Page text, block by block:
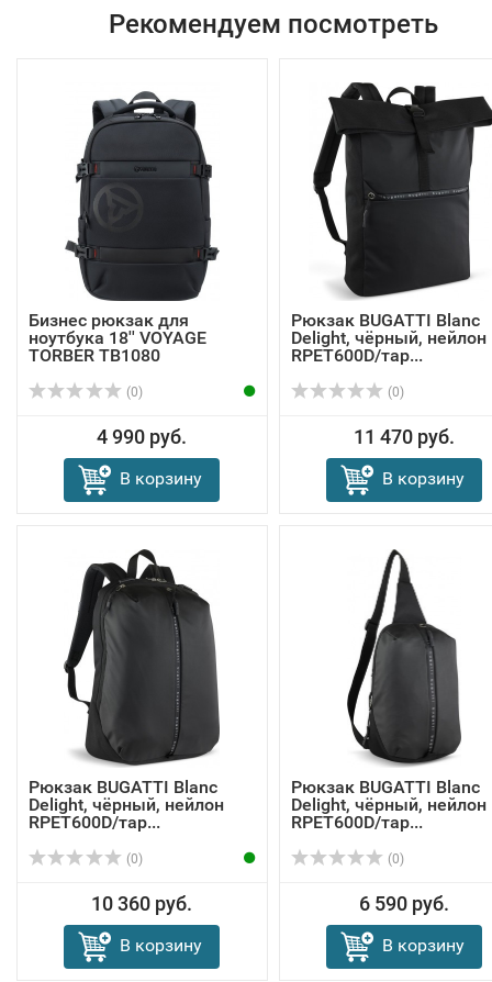
Рекомендуем посмотреть
Бизнес рюкзак для
ноутбука 18'' VOYAGE
TORBER TB1080
(0)
4 990 руб.
В корзину
Рюкзак BUGATTI Blanc
Delight, чёрный, нейлон
RPET600D/тар...
(0)
11 470 руб.
В корзину
Рюкзак BUGATTI Blanc
Delight, чёрный, нейлон
RPET600D/тар...
(0)
10 360 руб.
В корзину
Рюкзак BUGATTI Blanc
Delight, чёрный, нейлон
RPET600D/тар...
(0)
6 590 руб.
В корзину